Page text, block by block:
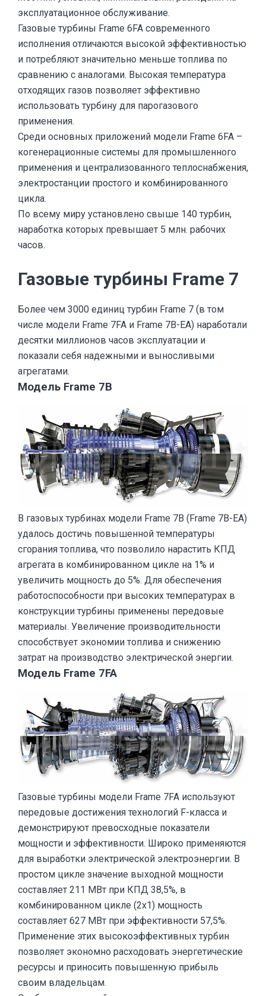
эксплуатационное обслуживание.
Газовые турбины Frame 6FA современного
исполнения отличаются высокой эффективностью
и потребляют значительно меньше топлива по
сравнению с аналогами. Высокая температура
отходящих газов позволяет эффективно
использовать турбину для парогазового
применения.
Среди основных приложений модели Frame 6FA –
когенерационные системы для промышленного
применения и централизованного теплоснабжения,
электростанции простого и комбинированного
цикла.
По всему миру установлено свыше 140 турбин,
наработка которых превышает 5 млн. рабочих
часов.
Газовые турбины Frame 7
Более чем 3000 единиц турбин Frame 7 (в том
числе модели Frame 7FA и Frame 7B-EA) наработали
десятки миллионов часов эксплуатации и
показали себя надежными и выносливыми
агрегатами.
Модель Frame 7B
В газовых турбинах модели Frame 7B (Frame 7B-EA)
удалось достичь повышенной температуры
сгорания топлива, что позволило нарастить КПД
агрегата в комбинированном цикле на 1% и
увеличить мощность до 5%. Для обеспечения
работоспособности при высоких температурах в
конструкции турбины применены передовые
материалы. Увеличение производительности
способствует экономии топлива и снижению
затрат на производство электрической энергии.
Модель Frame 7FA
Газовые турбины модели Frame 7FA используют
передовые достижения технологий F-класса и
демонстрируют превосходные показатели
мощности и эффективности. Широко применяются
для выработки электрической электроэнергии. В
простом цикле значение выходной мощности
составляет 211 МВт при КПД 38,5%, в
комбинированном цикле (2х1) мощность
составляет 627 МВт при эффективности 57,5%.
Применение этих высокоэффективных турбин
позволяет экономно расходовать энергетические
ресурсы и приносить повышенную прибыль
своим владельцам.